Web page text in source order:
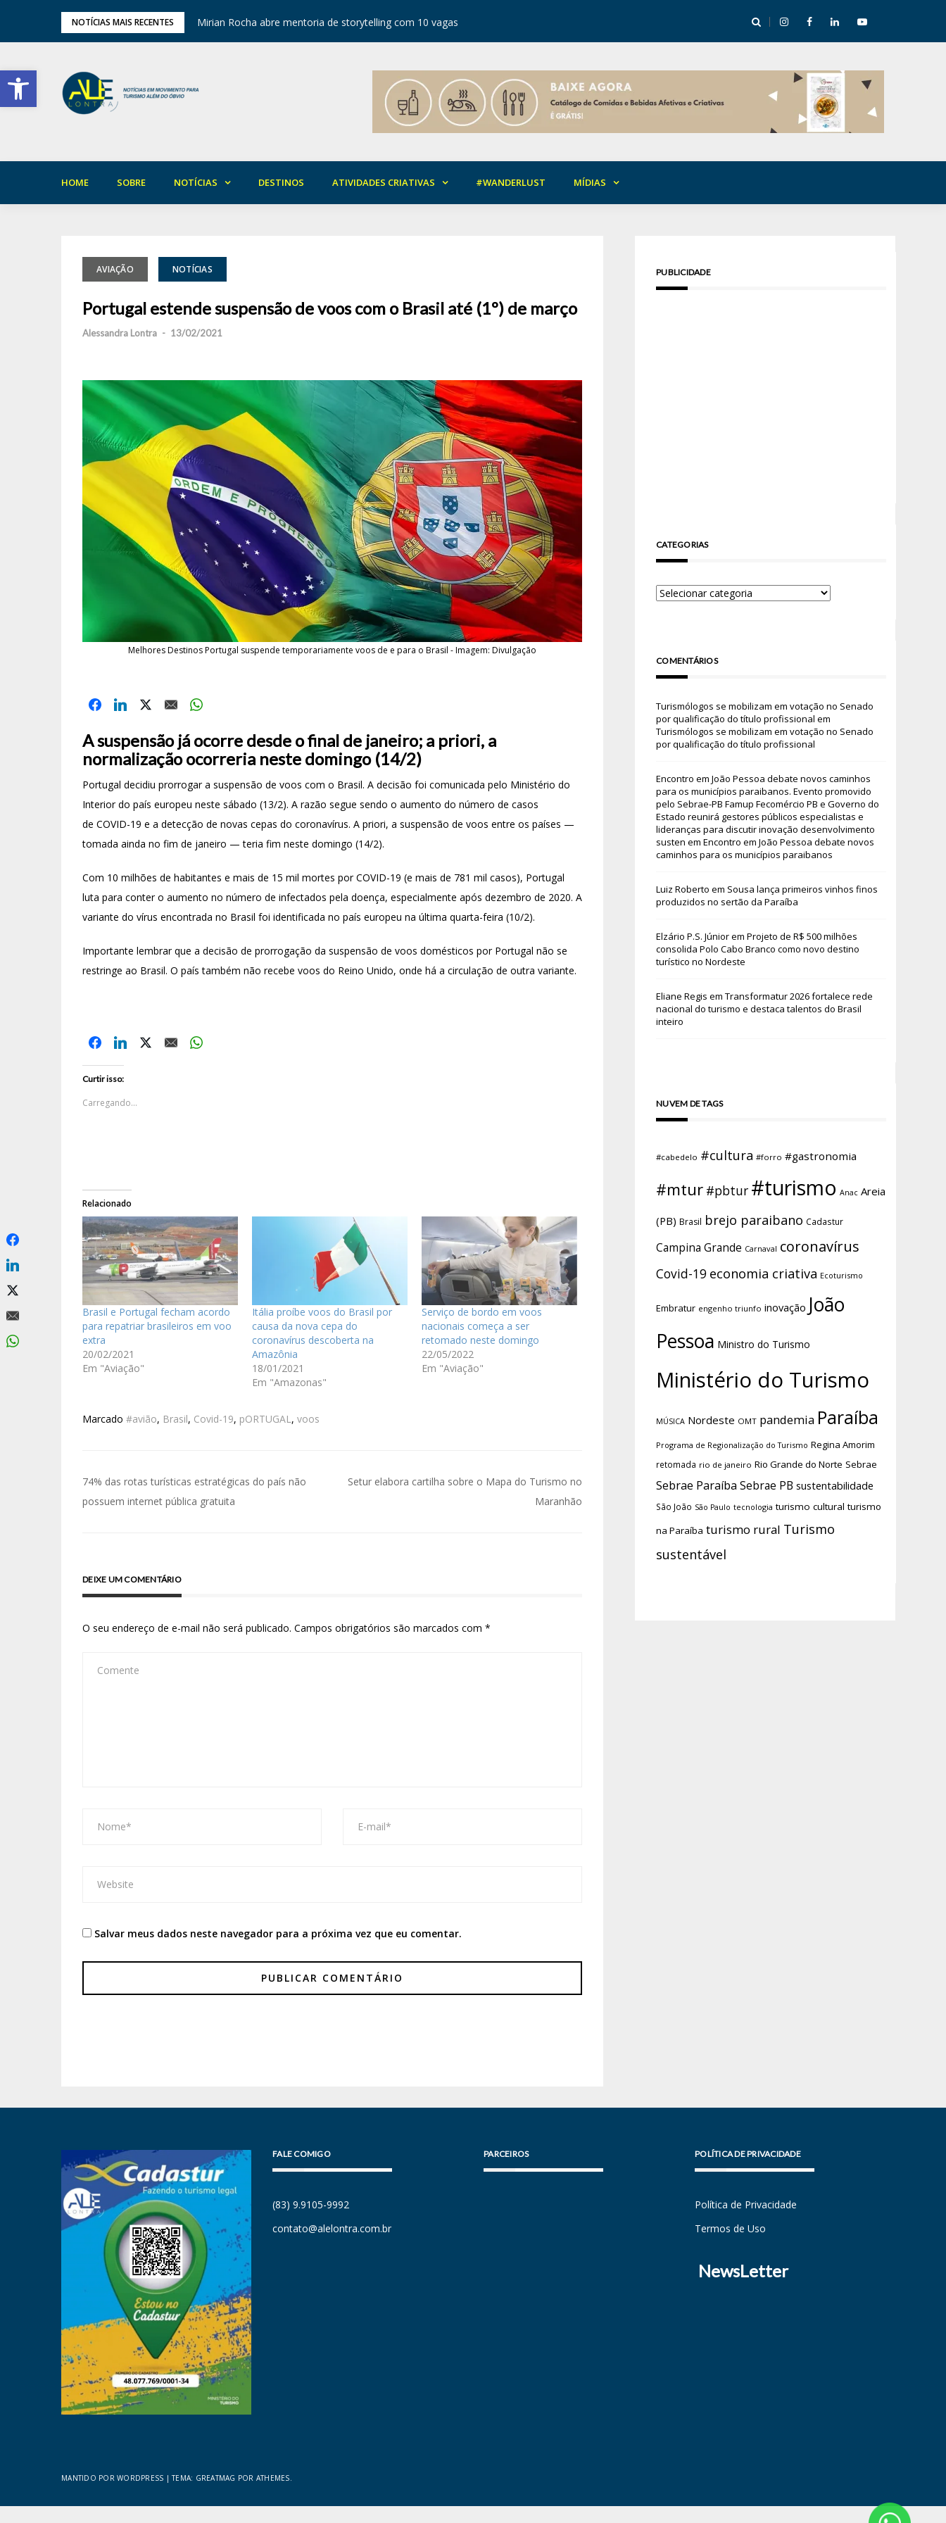
Barra de Ferramentas Aberta
NOTÍCIAS MAIS RECENTES
em Areia Mirian Rocha abre mentoria de storytelling com 10 vagas Festival de Inverno nas Serras abre temporada cultural em Cuité
HOME SOBRE NOTÍCIAS DESTINOS ATIVIDADES CRIATIVAS #WANDERLUST MÍDIAS
AVIAÇÃO NOTÍCIAS
Portugal estende suspensão de voos com o Brasil até (1º) de março
Alessandra Lontra - 13/02/2021
Melhores Destinos Portugal suspende temporariamente voos de e para o Brasil - Imagem: Divulgação
A suspensão já ocorre desde o final de janeiro; a priori, a
normalização ocorreria neste domingo (14/2)
Portugal decidiu prorrogar a suspensão de voos com o Brasil. A decisão foi comunicada pelo Ministério do
Interior do país europeu neste sábado (13/2). A razão segue sendo o aumento do número de casos
de COVID-19 e a detecção de novas cepas do coronavírus. A priori, a suspensão de voos entre os países —
tomada ainda no fim de janeiro — teria fim neste domingo (14/2).
Com 10 milhões de habitantes e mais de 15 mil mortes por COVID-19 (e mais de 781 mil casos), Portugal
luta para conter o aumento no número de infectados pela doença, especialmente após dezembro de 2020. A
variante do vírus encontrada no Brasil foi identificada no país europeu na última quarta-feira (10/2).
Importante lembrar que a decisão de prorrogação da suspensão de voos domésticos por Portugal não se
restringe ao Brasil. O país também não recebe voos do Reino Unido, onde há a circulação de outra variante.
Curtir isso:
Carregando...
Relacionado
Brasil e Portugal fecham acordo
para repatriar brasileiros em voo
extra
20/02/2021
Em "Aviação"
Itália proíbe voos do Brasil por
causa da nova cepa do
coronavírus descoberta na
Amazônia
18/01/2021
Em "Amazonas"
Serviço de bordo em voos
nacionais começa a ser
retomado neste domingo
22/05/2022
Em "Aviação"
Marcado #avião, Brasil, Covid-19, pORTUGAL, voos
74% das rotas turísticas estratégicas do país não
possuem internet pública gratuita
Setur elabora cartilha sobre o Mapa do Turismo no
Maranhão
DEIXE UM COMENTÁRIO
O seu endereço de e-mail não será publicado. Campos obrigatórios são marcados com *
Salvar meus dados neste navegador para a próxima vez que eu comentar.
PUBLICIDADE
CATEGORIAS
COMENTÁRIOS
Turismólogos se mobilizam em votação no Senado
por qualificação do título profissional em
Turismólogos se mobilizam em votação no Senado
por qualificação do título profissional
Encontro em João Pessoa debate novos caminhos
para os municípios paraibanos. Evento promovido
pelo Sebrae-PB Famup Fecomércio PB e Governo do
Estado reunirá gestores públicos especialistas e
lideranças para discutir inovação desenvolvimento
susten em Encontro em João Pessoa debate novos
caminhos para os municípios paraibanos
Luiz Roberto em Sousa lança primeiros vinhos finos
produzidos no sertão da Paraíba
Elzário P.S. Júniorem Projeto de R$ 500 milhões
consolida Polo Cabo Branco como novo destino
turístico no Nordeste
Eliane Regis em Transformatur 2026 fortalece rede
nacional do turismo e destaca talentos do Brasil
inteiro
NUVEM DE TAGS
#cabedelo #cultura #forro #gastronomia
#mtur #pbtur #turismo Anac Areia
(PB) Brasil brejo paraibano Cadastur
Campina Grande Carnaval coronavírus
Covid-19 economia criativa Ecoturismo
Embratur engenho triunfo inovação João
Pessoa Ministro do Turismo
Ministério do Turismo
MÚSICA Nordeste OMT pandemia Paraíba
Programa de Regionalização do Turismo Regina Amorim
retomada rio de janeiro Rio Grande do Norte Sebrae
Sebrae Paraíba Sebrae PB sustentabilidade
São João São Paulo tecnologia turismo cultural turismo
na Paraíba turismo rural Turismo
sustentável
FALE COMIGO
(83) 9.9105-9992
contato@alelontra.com.br
PARCEIROS POLÍTICA DE PRIVACIDADE
Política de Privacidade
Termos de Uso
NewsLetter
MANTIDO POR WORDPRESS |TEMA: GREATMAG POR ATHEMES.